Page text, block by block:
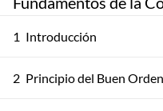
1 Introducción
2 Principio del Buen Orden